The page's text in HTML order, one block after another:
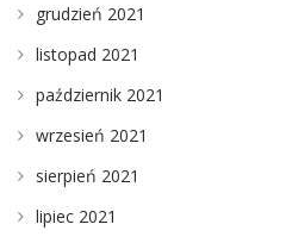
grudzień 2021
listopad 2021
październik 2021
wrzesień 2021
sierpień 2021
lipiec 2021